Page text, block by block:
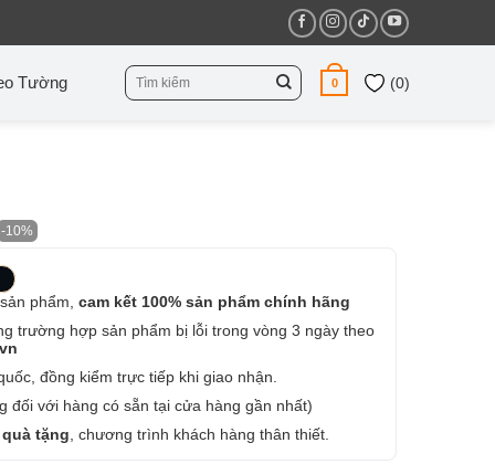
Tường
Tìm
kiếm:
0 (0)
-10%
phẩm, cam kết 100% sản phẩm chính hãng
trường hợp sản phẩm bị lỗi trong vòng 3 ngày theo
đồng kiểm trực tiếp khi giao nhận.
đối với hàng có sẵn tại cửa hàng gần nhất)
tặng , chương trình khách hàng thân thiết.